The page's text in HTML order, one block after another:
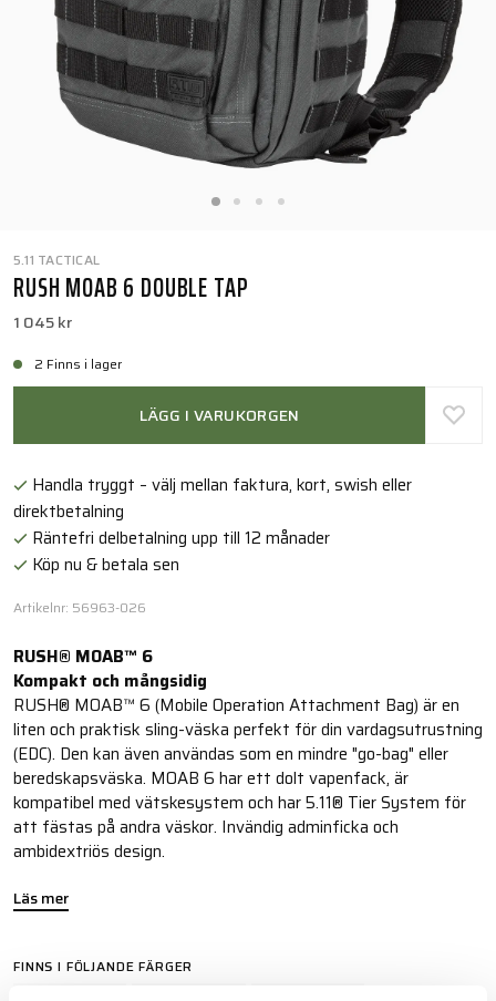
5.11 TACTICAL
RUSH MOAB 6 DOUBLE TAP
1 045 kr
2 Finns i lager
LÄGG I VARUKORGEN
Handla tryggt – välj mellan faktura, kort, swish eller
direktbetalning
Räntefri delbetalning upp till 12 månader
Köp nu & betala sen
Artikelnr: 56963-026
RUSH® MOAB™ 6
Kompakt och mångsidig
RUSH® MOAB™ 6 (Mobile Operation Attachment Bag) är en
liten och praktisk sling-väska perfekt för din vardagsutrustning
(EDC). Den kan även användas som en mindre "go-bag" eller
beredskapsväska. MOAB 6 har ett dolt vapenfack, är
kompatibel med vätskesystem och har 5.11® Tier System för
att fästas på andra väskor. Invändig adminficka och
ambidextriös design.
Läs mer
FINNS I FÖLJANDE FÄRGER